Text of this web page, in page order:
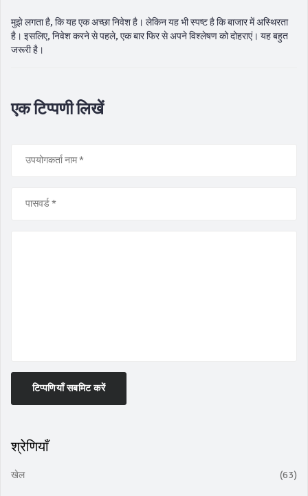
मुझे लगता है, कि यह एक अच्छा निवेश है। लेकिन यह भी स्पष्ट है कि बाजार में अस्थिरता
है। इसलिए, निवेश करने से पहले, एक बार फिर से अपने विश्लेषण को दोहराएं। यह बहुत
जरूरी है।
एक टिप्पणी लिखें
टिप्पणियाँ सबमिट करें
श्रेणियाँ
खेल (63)